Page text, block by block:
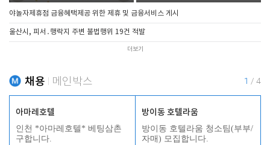
야놀자제휴점 금융혜택제공 위한 제휴 및 금융서비스 게시
울산시, 피서․행락지 주변 불법행위 19건 적발
더보기
채용 메인박스 1 / 4
아마레호텔
인천 *아마레호텔* 베팅삼촌
구합니다.
방이동 호텔라움
방이동 호텔라움 청소팀(부부/
자매) 모집합니다.